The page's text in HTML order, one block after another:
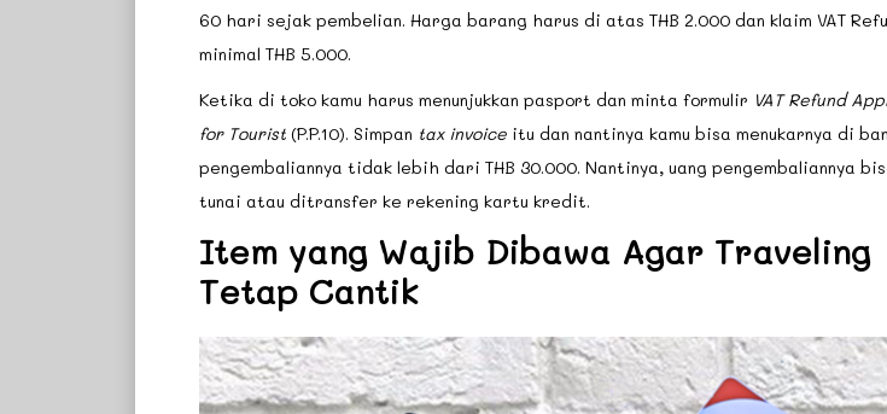
60 hari sejak pembelian. Harga barang harus di atas THB 2.000 dan klaim VAT
minimal THB 5.000.
Ketika di toko kamu harus menunjukkan pasport dan minta formulir VAT Refund
for Tourist(P.P.10). Simpan tax invoiceitu dan nantinya kamu bisa menukarnya di
pengembaliannya tidak lebih dari THB 30.000. Nantinya, uang pengembaliannya
tunai atau ditransfer ke rekening kartu kredit.
Item yang Wajib Dibawa Agar Traveling
Tetap Cantik